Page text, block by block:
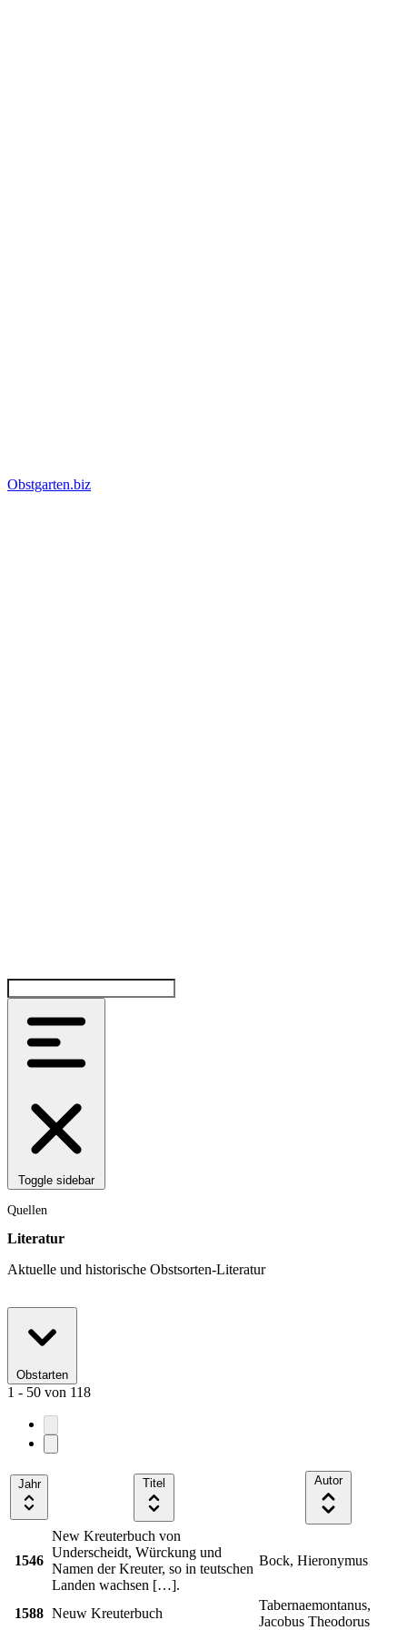
Obstgarten.biz
Toggle sidebar
Quellen
Literatur
Aktuelle und historische Obstsorten-Literatur
Obstarten
1 - 50 von 118
Jahr Titel Autor
1546
New Kreuterbuch von
Underscheidt, Würckung und
Namen der Kreuter, so in teutschen
Landen wachsen […].
Bock, Hieronymus
1588 Neuw Kreuterbuch
Tabernaemontanus,
Jacobus Theodorus